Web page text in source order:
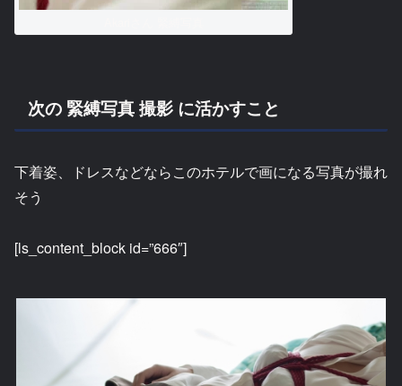
次の 緊縛写真 撮影 に活かすこと
下着姿、ドレスなどならこのホテルで画になる写真が撮れ
そう
[ls_content_block id=”666″]